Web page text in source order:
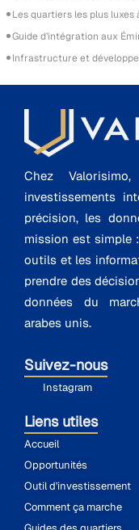
Les quartiers les plus
Guide d’intégration aux
Infrastructure et
Chez
investissements
précision, les
mission est simple
outils et les
prendre des
données du
arabes unis.
Suivez-nous
Instagram
Liens utiles
Accueil
Opportunités
Outil d'investissement
Comment ça marche